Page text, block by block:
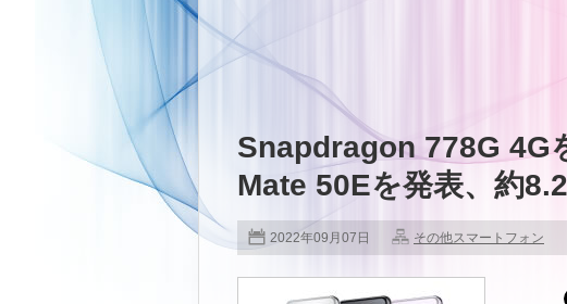
Snapdragon 778G 4G
Mate 50Eを発表、約
2022年09月07日 その他スマートフォン